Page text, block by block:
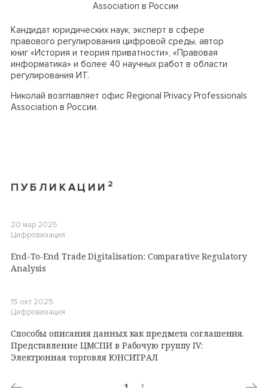
Кандидат юридических наук, эксперт в сфере
правового регулирования цифровой среды, автор
книг «История и теория приватности», «Правовая
информатика» и более 40 научных работ в области
регулирования ИТ.
Николай возглавляет офис Regional Privacy Professionals
Association в России.
Association в России
ПУБЛИКАЦИИ 2
20 мар 2025
Цифровизация
End-To-End Trade Digitalisation: Comparative Regulatory
Analysis
15 окт 2025
Цифровизация
Способы описания данных как предмета соглашения.
Представление ЦМСПИ в Рабочую группу IV:
Электронная торговля ЮНСИТРАЛ